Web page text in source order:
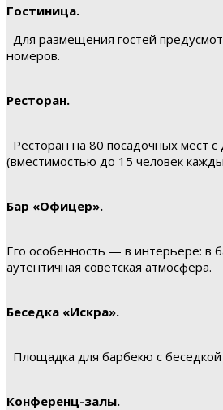
Гостиница.
Для размещения гостей
номеров.
Ресторан.
Ресторан на 80 посадочных мест с
(вместимостью до 15 человек
Бар «Офицер».
Его особенность — в интерьере: в
аутентичная советская атмосфера.
Беседка «Искра».
Площадка для барбекю с беседкой
Конференц-залы.